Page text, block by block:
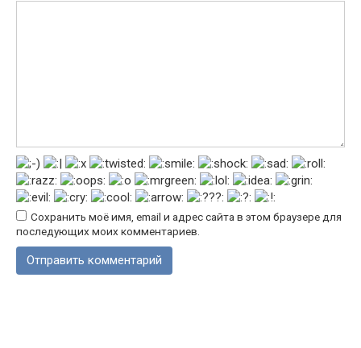
Сохранить моё имя, email и адрес сайта в этом браузере для
последующих моих комментариев.